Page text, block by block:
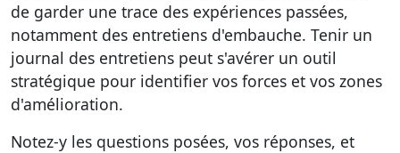
de garder une trace des expériences passées,
notamment des entretiens d'embauche. Tenir un
journal des entretiens peut s'avérer un outil
stratégique pour identifier vos forces et vos zones
d'amélioration.
Notez-y les questions posées, vos réponses, et